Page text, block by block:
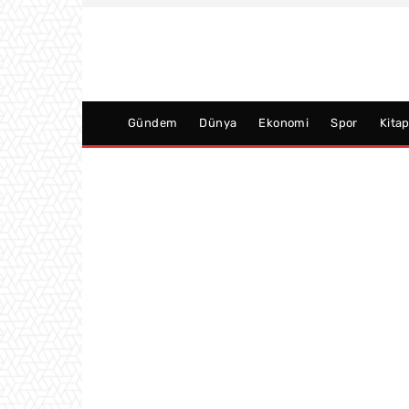
Gündem Dünya Ekonomi Spor